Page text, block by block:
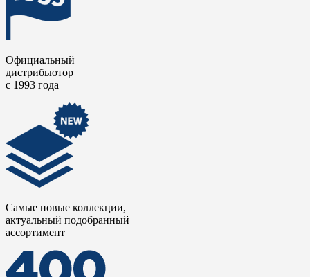
Коллекция передает не просто внешний вид травертина, но
его характерную воздушность и благородную пористость,
прочность, гигиеничность и простоту ухода.
Официальный
дистрибьютор
с 1993 года
Самые новые коллекции,
актуальный подобранный
ассортимент